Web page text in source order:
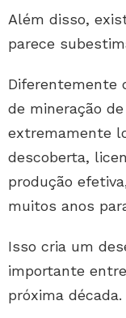
Além disso,
parece
Diferentemente
de mineração
extremamente
descoberta,
produção
muitos anos
Isso cria um
importante
próxima década.